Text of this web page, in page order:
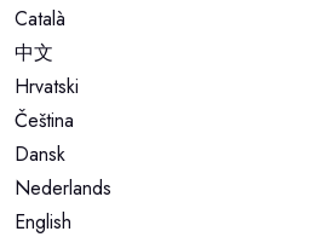
Català
中文
Hrvatski
Čeština
Dansk
Nederlands
English